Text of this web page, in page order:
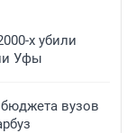
х убили
Уфы
бюджета вузов